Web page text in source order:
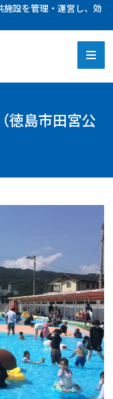
設を管理・運営し、効
徳島市田宮公